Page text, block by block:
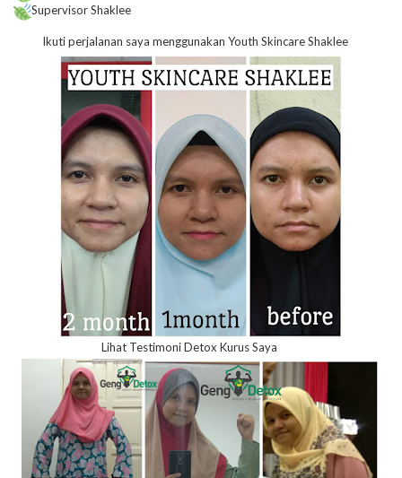
Supervisor Shaklee
Ikuti perjalanan saya menggunakan Youth Skincare Shaklee
Lihat Testimoni Detox Kurus Saya